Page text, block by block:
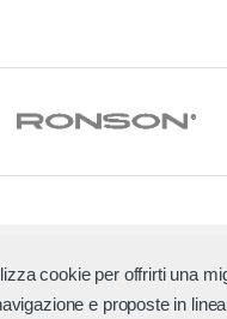
cookie per offrirti una
e proposte in